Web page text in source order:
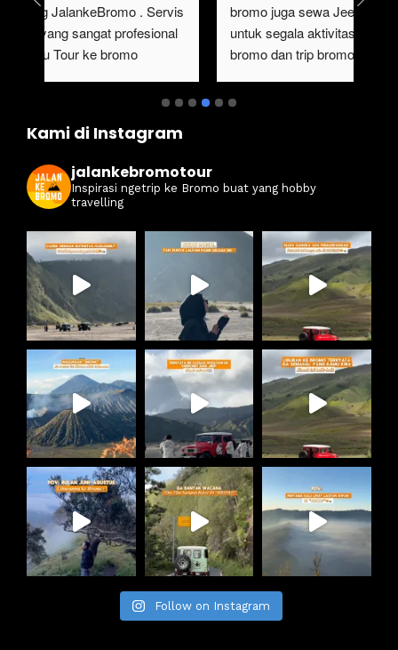
keluarga besar gak perlu repot, karena
sangat mempermudah buat trip ke bromo kali
ini. Harga ramah di kantong dan itinerarynya
Kami di Instagram
jalankebromotour
Inspirasi ngetrip ke Bromo buat yang hobby
travelling
Follow on Instagram